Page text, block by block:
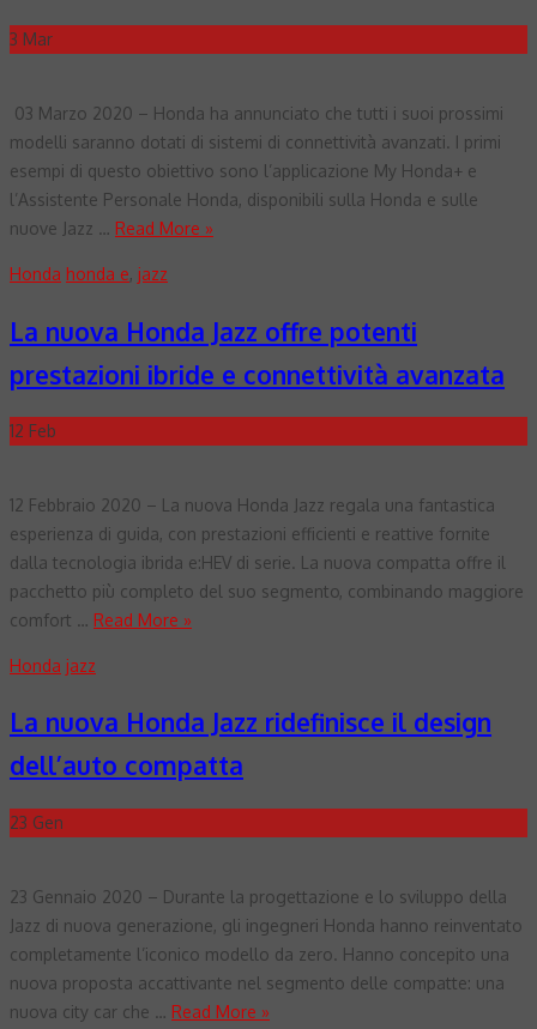
3 Mar
03 Marzo 2020 – Honda ha annunciato che tutti i suoi prossimi
modelli saranno dotati di sistemi di connettività avanzati. I primi
esempi di questo obiettivo sono l’applicazione My Honda+ e
l’Assistente Personale Honda, disponibili sulla Honda e sulle
nuove Jazz … Read More »
Honda honda e, jazz
La nuova Honda Jazz offre potenti
prestazioni ibride e connettività avanzata
12 Feb
12 Febbraio 2020 – La nuova Honda Jazz regala una fantastica
esperienza di guida, con prestazioni efficienti e reattive fornite
dalla tecnologia ibrida e:HEV di serie. La nuova compatta offre il
pacchetto più completo del suo segmento, combinando maggiore
comfort … Read More »
Honda jazz
La nuova Honda Jazz ridefinisce il design
dell’auto compatta
23 Gen
23 Gennaio 2020 – Durante la progettazione e lo sviluppo della
Jazz di nuova generazione, gli ingegneri Honda hanno reinventato
completamente l’iconico modello da zero. Hanno concepito una
nuova proposta accattivante nel segmento delle compatte: una
nuova city car che … Read More »